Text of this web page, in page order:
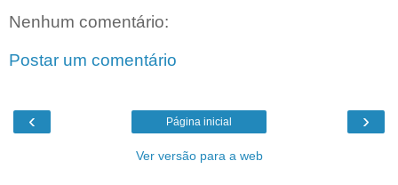
Nenhum comentário:
Postar um comentário
‹ ›
Página inicial
Ver versão para a web